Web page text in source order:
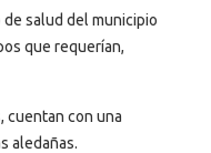
salud del municipio
que requerían,
cuentan con una
aledañas.